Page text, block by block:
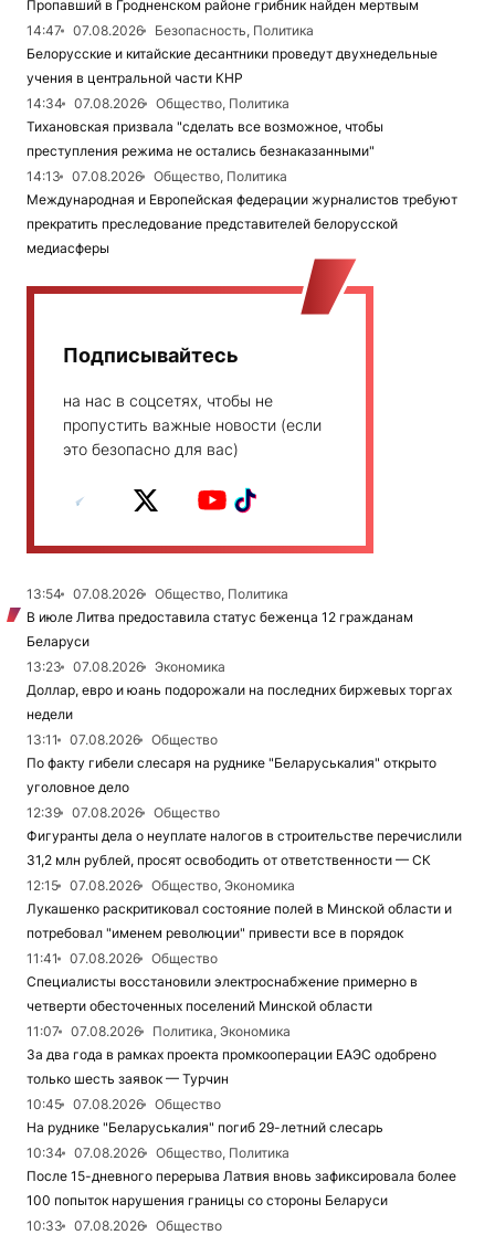
Пропавший в Гродненском районе грибник найден мертвым
14:47
07.08.2026
Безопасность, Политика
Белорусские и китайские десантники проведут двухнедельные
учения в центральной части КНР
14:34
07.08.2026
Общество, Политика
Тихановская призвала "сделать все возможное, чтобы
преступления режима не остались безнаказанными"
14:13
07.08.2026
Общество, Политика
Международная и Европейская федерации журналистов требуют
прекратить преследование представителей белорусской
медиасферы
Подписывайтесь
на нас в соцсетях, чтобы не
пропустить важные новости (если
это безопасно для вас)
13:54 07.08.2026
Общество, Политика
В июле Литва предоставила статус беженца 12 гражданам
Беларуси
13:23
07.08.2026
Экономика
Доллар, евро и юань подорожали на последних биржевых торгах
недели
13:11
07.08.2026
Общество
По факту гибели слесаря на руднике "Беларуськалия" открыто
уголовное дело
12:39
07.08.2026
Общество
Фигуранты дела о неуплате налогов в строительстве перечислили
31,2 млн рублей, просят освободить от ответственности — СК
12:15
07.08.2026
Общество, Экономика
Лукашенко раскритиковал состояние полей в Минской области и
потребовал "именем революции" привести все в порядок
11:41
07.08.2026
Общество
Специалисты восстановили электроснабжение примерно в
четверти обесточенных поселений Минской области
11:07
07.08.2026
Политика, Экономика
За два года в рамках проекта промкооперации ЕАЭС одобрено
только шесть заявок — Турчин
10:45
07.08.2026
Общество
На руднике "Беларуськалия" погиб 29-летний слесарь
10:34
07.08.2026
Общество, Политика
После 15-дневного перерыва Латвия вновь зафиксировала более
100 попыток нарушения границы со стороны Беларуси
10:33
07.08.2026
Общество